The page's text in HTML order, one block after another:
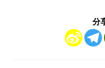
分